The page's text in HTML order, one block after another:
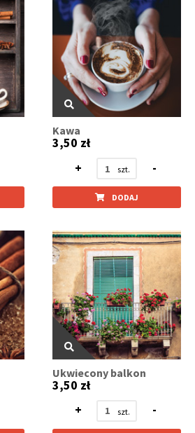
Kawa
3,50 zł
+
-
DODAJ
Ukwiecony balkon
3,50 zł
+
-